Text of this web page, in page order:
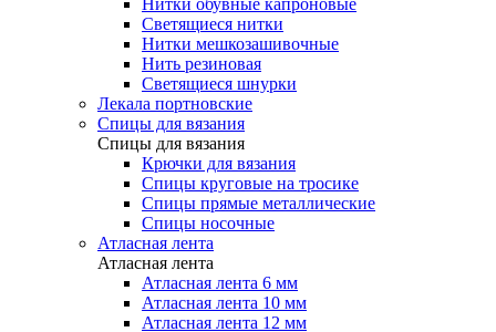
Нитки обувные капроновые
Светящиеся нитки
Нитки мешкозашивочные
Нить резиновая
Светящиеся шнурки
Лекала портновские
Спицы для вязания
Спицы для вязания
Крючки для вязания
Спицы круговые на тросике
Спицы прямые металлические
Спицы носочные
Атласная лента
Атласная лента
Атласная лента 6 мм
Атласная лента 10 мм
Атласная лента 12 мм